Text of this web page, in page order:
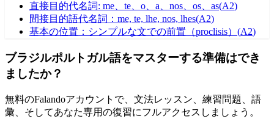
直接目的代名詞: me、te、o、a、nos、os、as(A2)
間接目的語代名詞：me, te, lhe, nos, lhes(A2)
基本の位置：シンプルな文での前置（proclisis） (A2)
ブラジルポルトガル語をマスターする準備はでき
ましたか？
無料のFalandoアカウントで、文法レッスン、練習問題、語
彙、そしてあなた専用の復習にフルアクセスしましょう。